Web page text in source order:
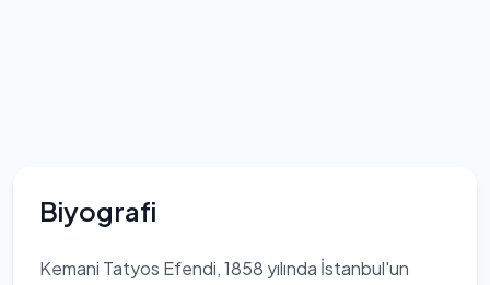
Biyografi
Kemani Tatyos Efendi, 1858 yılında İstanbul'un